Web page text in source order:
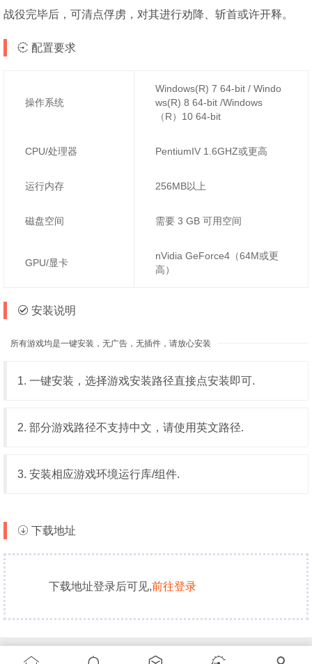
战役完毕后，可清点俘虏，对其进行劝降、斩首或许开释。
配置要求
操作系统
Windows(R) 7 64-bit / Windo
ws(R) 8 64-bit /Windows
（R）10 64-bit
CPU/处理器 PentiumIV 1.6GHZ或更高
运行内存 256MB以上
磁盘空间 需要 3 GB 可用空间
GPU/显卡
nVidia GeForce4（64M或更
高）
安装说明
所有游戏均是一键安装，无广告，无插件，请放心安装
1. 一键安装，选择游戏安装路径直接点安装即可.
2. 部分游戏路径不支持中文，请使用英文路径.
3. 安装相应游戏环境运行库/组件.
下载地址
下载地址登录后可见,前往登录